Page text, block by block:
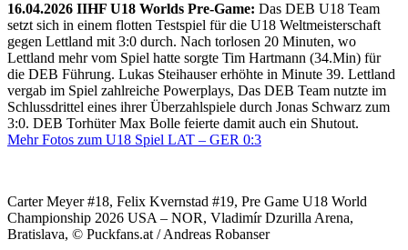
16.04.2026 IIHF U18 Worlds Pre-Game: Das DEB U18 Team
setzt sich in einem flotten Testspiel für die U18 Weltmeisterschaft
gegen Lettland mit 3:0 durch. Nach torlosen 20 Minuten, wo
Lettland mehr vom Spiel hatte sorgte Tim Hartmann (34.Min) für
die DEB Führung. Lukas Steihauser erhöhte in Minute 39. Lettland
vergab im Spiel zahlreiche Powerplays, Das DEB Team nutzte im
Schlussdrittel eines ihrer Überzahlspiele durch Jonas Schwarz zum
3:0. DEB Torhüter Max Bolle feierte damit auch ein Shutout.
Mehr Fotos zum U18 Spiel LAT – GER 0:3
Carter Meyer #18, Felix Kvernstad #19, Pre Game U18 World
Championship 2026 USA – NOR, Vladimír Dzurilla Arena,
Bratislava, © Puckfans.at / Andreas Robanser